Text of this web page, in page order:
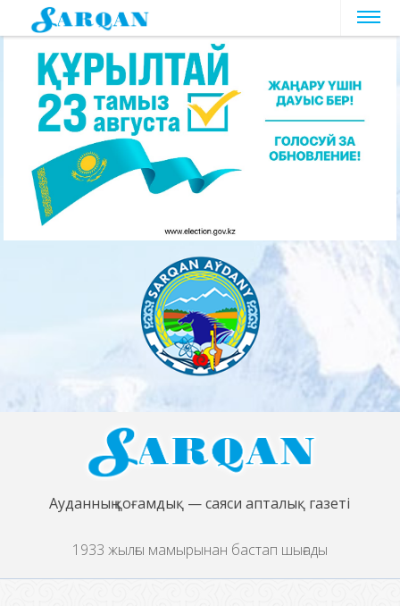
Ауданның қоғамдық — саяси апталық газеті
1933 жылғы мамырынан бастап шығады